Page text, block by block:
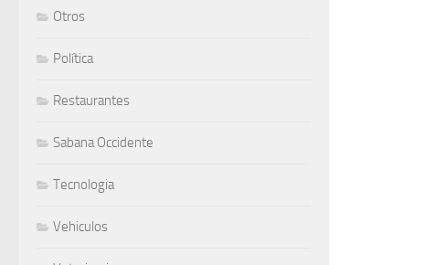
Otros
Política
Restaurantes
Sabana Occidente
Tecnologia
Vehiculos